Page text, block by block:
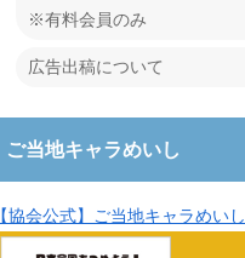
※有料会員のみ
広告出稿について
ご当地キャラめいし
【協会公式】ご当地キャラめいし